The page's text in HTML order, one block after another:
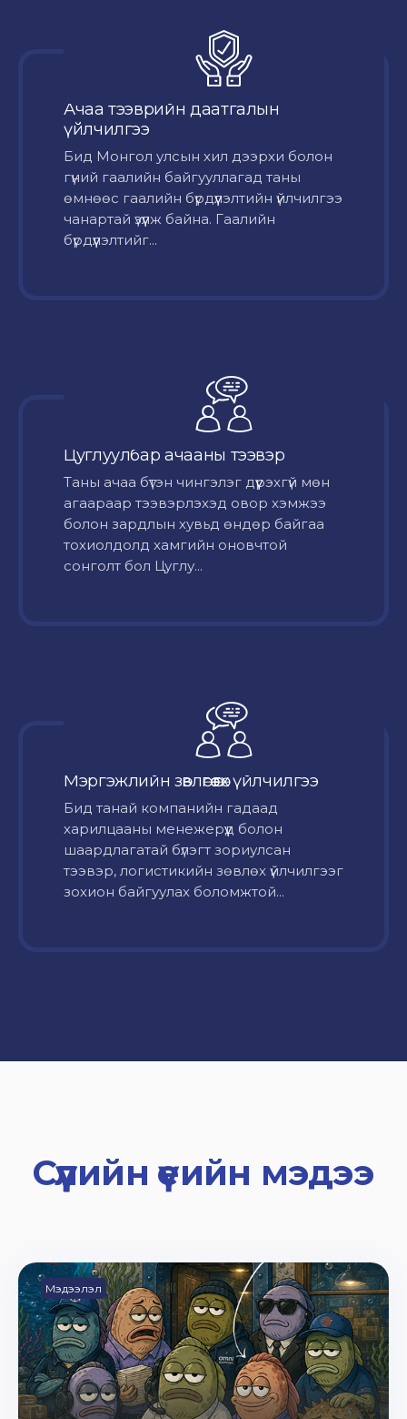
Ачаа тээврийн даатгалын
үйлчилгээ
Бид Монгол улсын хил дээрхи болон
гүний гаалийн байгууллагад таны
өмнөөс гаалийн бүрдүүлэлтийн үйлчилгээ
чанартай үзүүлж байна. Гаалийн
бүрдүүлэлтийг...
Цуглуулбар ачааны тээвэр
Таны ачаа бүтэн чингэлэг дүүрэхгүй мөн
агаараар тээвэрлэхэд овор хэмжээ
болон зардлын хувьд өндөр байгаа
тохиолдолд хамгийн оновчтой
сонголт бол Цуглу...
Мэргэжлийн зөвлөгөө өгөх үйлчилгээ
Бид танай компанийн гадаад
харилцааны менежерүүд болон
шаардлагатай бүлэгт зориулсан
тээвэр, логистикийн зөвлөх үйлчилгээг
зохион байгуулах боломжтой...
Сүүлийн үеийн мэдээ
Мэдээлэл